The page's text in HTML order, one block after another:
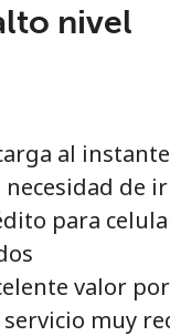
nivel
al
necesidad de
para
valor
servicio muy